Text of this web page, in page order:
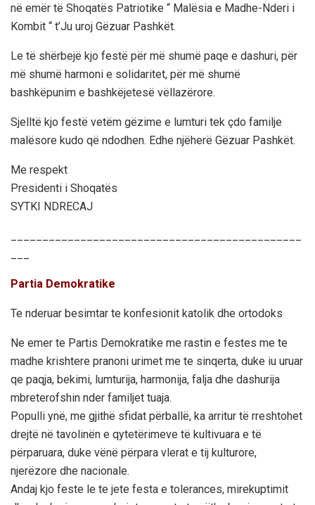
në emër të Shoqatës Patriotike “ Malësia e Madhe-Nderi i
Kombit “ t’Ju uroj Gëzuar Pashkët.
Le të shërbejë kjo festë për më shumë paqe e dashuri, për
më shumë harmoni e solidaritet, për më shumë
bashkëpunim e bashkëjetesë vëllazërore.
Sjelltë kjo festë vetëm gëzime e lumturi tek çdo familje
malësore kudo që ndodhen. Edhe njëherë Gëzuar Pashkët.
Me respekt
Presidenti i Shoqatës
SYTKI NDRECAJ
Partia Demokratike
Te nderuar besimtar te konfesionit katolik dhe ortodoks
Ne emer te Partis Demokratike me rastin e festes me te
madhe krishtere pranoni urimet me te sinqerta, duke iu uruar
qe paqja, bekimi, lumturija, harmonija, falja dhe dashurija
mbreterofshin nder familjet tuaja.
Populli ynë, me gjithë sfidat përballë, ka arritur të rreshtohet
drejtë në tavolinën e qytetërimeve të kultivuara e të
përparuara, duke vënë përpara vlerat e tij kulturore,
njerëzore dhe nacionale.
Andaj kjo feste le te jete festa e tolerances, mirekuptimit